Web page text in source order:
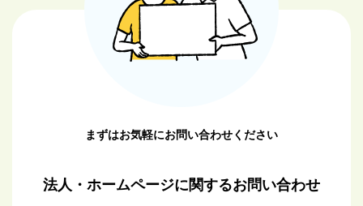
まずはお気軽にお問い合わせください
法人・ホームページに関するお問い合わせ